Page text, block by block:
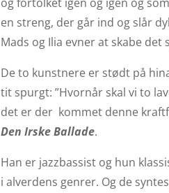
en streng, der går ind og slår
Mads og Ilia evner at skabe
De to kunstnere er stødt på
tit spurgt: ”Hvornår skal vi to
det er der kommet denne
Den Irske Ballade.
Han er jazzbassist og hun
i alverdens genrer. Og de